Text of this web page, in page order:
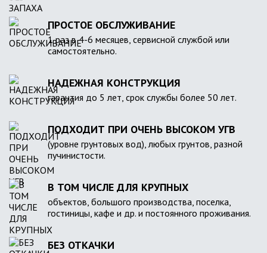
ПРОСТОЕ ОБСЛУЖИВАНИЕ
1 раз в 4-6 месяцев, сервисной службой или
самостоятельно.
НАДЕЖНАЯ КОНСТРУКЦИЯ
гарантия до 5 лет, срок службы более 50 лет.
ПОДХОДИТ ПРИ ОЧЕНЬ ВЫСОКОМ УГВ
(уровне грунтовых вод), любых грунтов, разной
пучинистости.
В ТОМ ЧИСЛЕ ДЛЯ КРУПНЫХ
объектов, большого производства, поселка,
гостиницы, кафе и др. и постоянного проживания.
БЕЗ ОТКАЧКИ